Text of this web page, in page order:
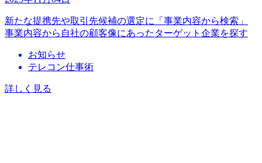
新たな提携先や取引先候補の選定に「事業内容から検索」
事業内容から自社の顧客像にあったターゲット企業を探す
お知らせ
テレコン仕事術
詳しく見る